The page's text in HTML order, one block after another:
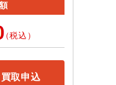
（税込）
取申込